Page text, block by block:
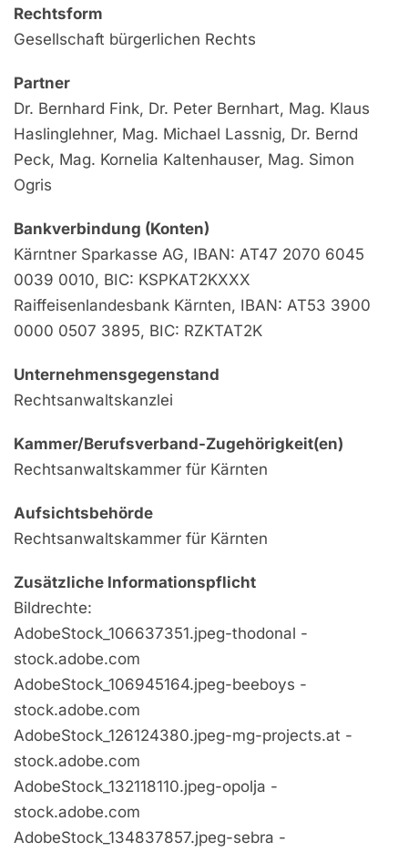
Rechtsform
Gesellschaft bürgerlichen Rechts
Partner
Dr. Bernhard Fink, Dr. Peter Bernhart, Mag. Klaus
Haslinglehner, Mag. Michael Lassnig, Dr. Bernd
Peck, Mag. Kornelia Kaltenhauser, Mag. Simon
Ogris
Bankverbindung (Konten)
Kärntner Sparkasse AG, IBAN: AT47 2070 6045
0039 0010, BIC: KSPKAT2KXXX
Raiffeisenlandesbank Kärnten, IBAN: AT53 3900
0000 0507 3895, BIC: RZKTAT2K
Unternehmensgegenstand
Rechtsanwaltskanzlei
Kammer/Berufsverband-Zugehörigkeit(en)
Rechtsanwaltskammer für Kärnten
Aufsichtsbehörde
Rechtsanwaltskammer für Kärnten
Zusätzliche Informationspflicht
Bildrechte:
AdobeStock_106637351.jpeg-thodonal -
stock.adobe.com
AdobeStock_106945164.jpeg-beeboys -
stock.adobe.com
AdobeStock_126124380.jpeg-mg-projects.at -
stock.adobe.com
AdobeStock_132118110.jpeg-opolja -
stock.adobe.com
AdobeStock_134837857.jpeg-sebra -